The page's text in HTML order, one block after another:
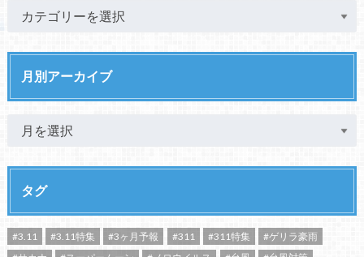
月別アーカイブ
タグ
#3.11 #3.11特集 #3ヶ月予報 #311 #311特集
#ゲリラ豪雨